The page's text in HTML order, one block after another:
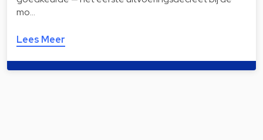
mo…
Lees Meer